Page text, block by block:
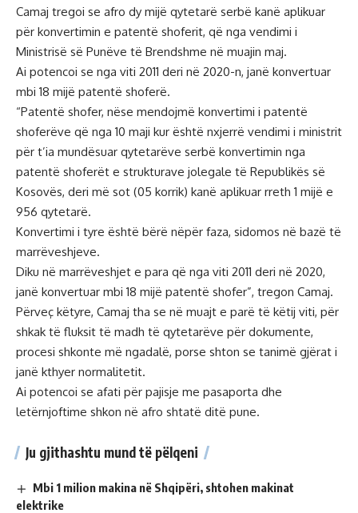
Camaj tregoi se afro dy mijë qytetarë serbë kanë aplikuar
për konvertimin e patentë shoferit, që nga vendimi i
Ministrisë së Punëve të Brendshme në muajin maj.
Ai potencoi se nga viti 2011 deri në 2020-n, janë konvertuar
mbi 18 mijë patentë shoferë.
“Patentë shofer, nëse mendojmë konvertimi i patentë
shoferëve që nga 10 maji kur është nxjerrë vendimi i ministrit
për t’ia mundësuar qytetarëve serbë konvertimin nga
patentë shoferët e strukturave jolegale të Republikës së
Kosovës, deri më sot (05 korrik) kanë aplikuar rreth 1 mijë e
956 qytetarë.
Konvertimi i tyre është bërë nëpër faza, sidomos në bazë të
marrëveshjeve.
Diku në marrëveshjet e para që nga viti 2011 deri në 2020,
janë konvertuar mbi 18 mijë patentë shofer”, tregon Camaj.
Përveç këtyre, Camaj tha se në muajt e parë të këtij viti, për
shkak të fluksit të madh të qytetarëve për dokumente,
procesi shkonte më ngadalë, porse shton se tanimë gjërat i
janë kthyer normalitetit.
Ai potencoi se afati për pajisje me pasaporta dhe
letërnjoftime shkon në afro shtatë ditë pune.
Ju gjithashtu mund të pëlqeni
Mbi 1 milion makina në Shqipëri, shtohen makinat
elektrike